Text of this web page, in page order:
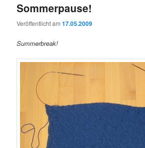
Sommerpause!
Veröffentlicht am17.05.2009
Summerbreak!